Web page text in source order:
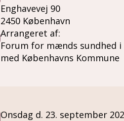
Enghavevej 90
2450 København
Arrangeret af:
Forum for mænds sundhed i
med Københavns Kommune
Onsdag d. 23. september